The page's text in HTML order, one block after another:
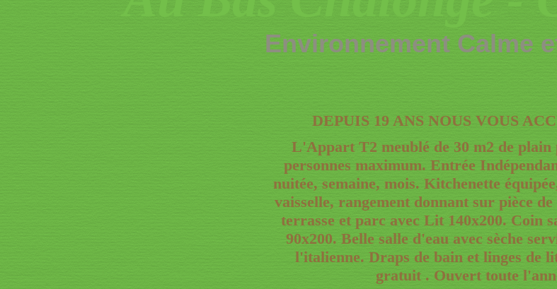
Environnement Calme
DEPUIS 19 ANS NOUS VOUS
L'Appart T2 meublé de 30 m2 de plain
personnes maximum. Entrée
nuitée, semaine, mois. Kitchenette
vaisselle, rangement donnant sur pièce
terrasse et parc avec Lit 140x200. Coin
90x200. Belle salle d'eau avec sèche
l'italienne. Draps de bain et linges de
gratuit . Ouvert toute